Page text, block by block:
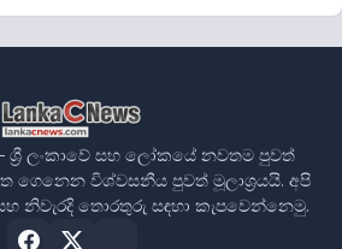
ශ්‍රී ලංකාවේ සහ ලෝකයේ නවතම පුවත්
ගෙනෙන විශ්වසනීය පුවත් මූලාශ්‍රයයි. අපි
නිවැරදි තොරතුරු සඳහා කැපවෙන්නෙමු.